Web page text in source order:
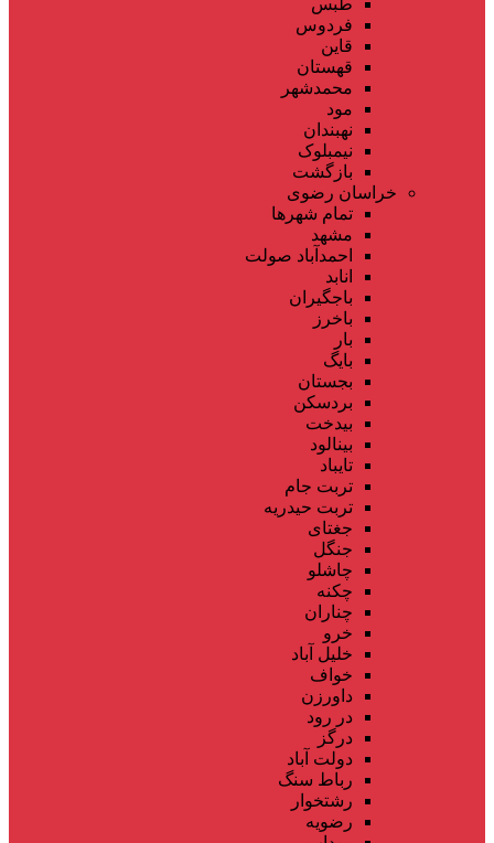
فردوس
قاین
قهستان
محمدشهر
مود
نهبندان
نیمبلوک
بازگشت
خراسان رضوی
تمام شهر‌ها
مشهد
احمدآباد صولت
انابد
باجگیران
باخرز
بار
بایگ
بجستان
بردسکن
بیدخت
بینالود
تایباد
تربت جام
تربت حیدریه
جغتای
جنگل
چاشلو
چکنه
چناران
خرو
خلیل آباد
خواف
داورزن
در رود
درگز
دولت آباد
رباط سنگ
رشتخوار
رضویه